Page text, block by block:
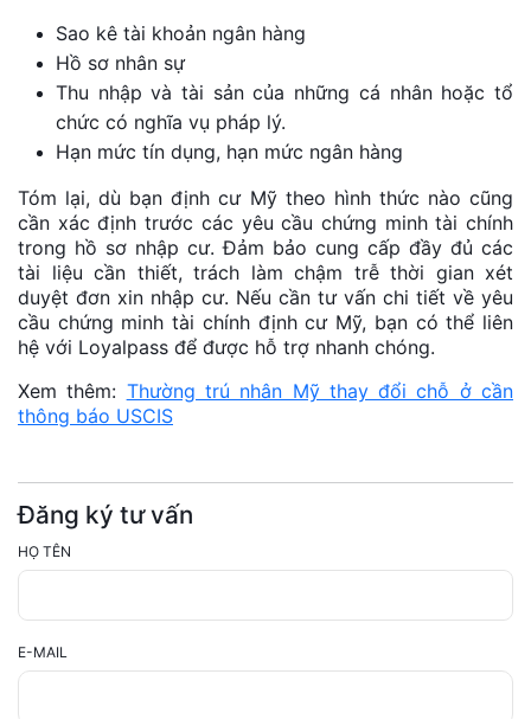
Sao kê tài khoản ngân hàng
Hồ sơ nhân sự
Thu nhập và tài sản của những cá nhân hoặc tổ
chức có nghĩa vụ pháp lý.
Hạn mức tín dụng, hạn mức ngân hàng
Tóm lại, dù bạn định cư Mỹ theo hình thức nào cũng
cần xác định trước các yêu cầu chứng minh tài chính
trong hồ sơ nhập cư. Đảm bảo cung cấp đầy đủ các
tài liệu cần thiết, trách làm chậm trễ thời gian xét
duyệt đơn xin nhập cư. Nếu cần tư vấn chi tiết về yêu
cầu chứng minh tài chính định cư Mỹ, bạn có thể liên
hệ với Loyalpass để được hỗ trợ nhanh chóng.
Xem thêm: Thường trú nhân Mỹ thay đổi chỗ ở cần
thông báo USCIS
Đăng ký tư vấn
HỌ TÊN
E-MAIL